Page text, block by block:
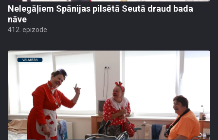
Nelegāļiem Spānijas pilsētā Seutā draud bada
nāve
412. epizode